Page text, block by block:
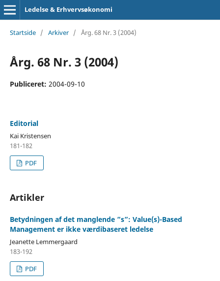
Ledelse & Erhvervsøkonomi
Startside / Arkiver / Årg. 68 Nr. 3 (2004)
Årg. 68 Nr. 3 (2004)
Publiceret: 2004-09-10
Editorial
Kai Kristensen
181-182
PDF
Artikler
Betydningen af det manglende ”s”: Value(s)-Based
Management er ikke værdibaseret ledelse
Jeanette Lemmergaard
183-192
PDF